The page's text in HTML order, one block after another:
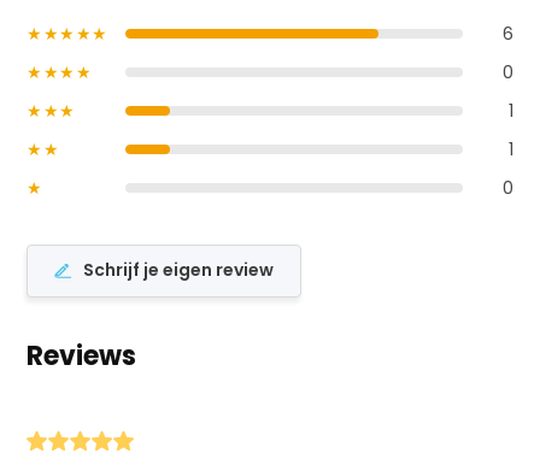
★★★★★
6
★★★★
0
★★★
1
★★
1
★
0
Schrijf je eigen review
Reviews